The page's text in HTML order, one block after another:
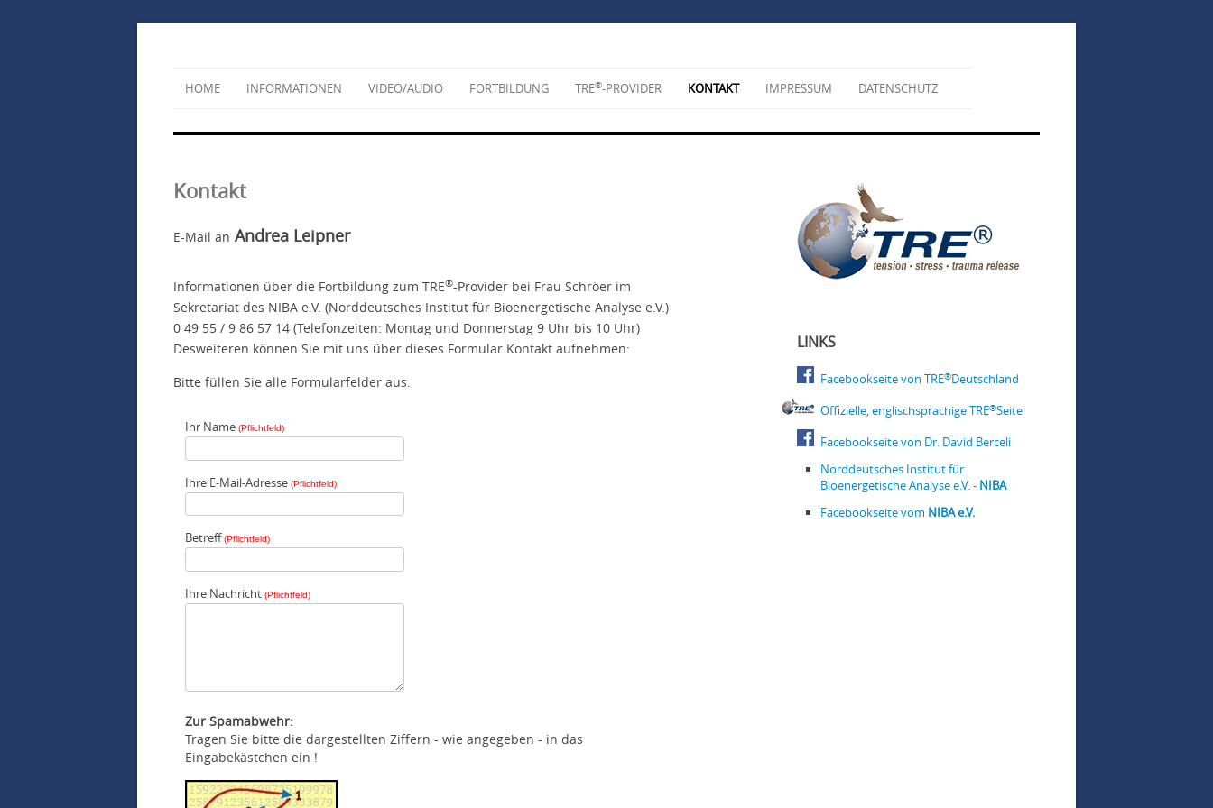
HOME INFORMATIONEN VIDEO/AUDIO FORTBILDUNG TRE®-PROVIDER KONTAKT IMPRESSUM DATENSCHUTZ
Kontakt
E-Mail an Andrea Leipner
Informationen über die Fortbildung zum TRE®-Provider bei Frau Schröer im
Sekretariat des NIBA e.V. (Norddeutsches Institut für Bioenergetische Analyse e.V.)
0 49 55 / 9 86 57 14 (Telefonzeiten: Montag und Donnerstag 9 Uhr bis 10 Uhr)
Desweiteren können Sie mit uns über dieses Formular Kontakt aufnehmen:
Bitte füllen Sie alle Formularfelder aus.
Ihr Name (Pflichtfeld)
Ihre E-Mail-Adresse (Pflichtfeld)
Betreff(Pflichtfeld)
Ihre Nachricht (Pflichtfeld)
Zur Spamabwehr:
Tragen Sie bitte die dargestellten Ziffern - wie angegeben - in das
Eingabekästchen ein !
LINKS
Facebookseite von TRE®Deutschland
Offizielle, englischsprachige TRE®Seite
Facebookseite von Dr. David Berceli
Norddeutsches Institut für
Bioenergetische Analyse e.V. - NIBA
Facebookseite vom NIBA e.V.